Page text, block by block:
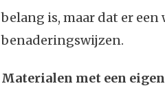
belang is, maar dat er
benaderingswijzen.
Materialen met een